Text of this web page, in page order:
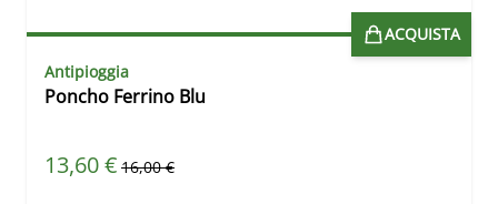
ACQUISTA
Antipioggia
Poncho Ferrino Blu
Prezzo speciale
13,60 € Prezzo predefinito
16,00 €